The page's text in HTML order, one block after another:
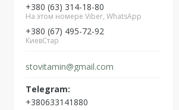
+380 (63) 314-18-80
На этом номере Viber, WhatsApp
+380 (67) 495-72-92
КиевСтар
stovitamin@gmail.com
+380633141880